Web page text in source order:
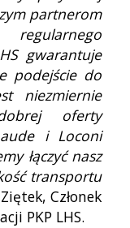
partnerom
gwarantuje
podejście do
niezmiernie
oferty
i Loconi
łączyć nasz
transportu
Członek
PKP LHS.